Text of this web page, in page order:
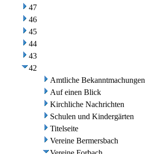
47
46
45
44
43
42
Amtliche Bekanntmachungen
Auf einen Blick
Kirchliche Nachrichten
Schulen und Kindergärten
Titelseite
Vereine Bermersbach